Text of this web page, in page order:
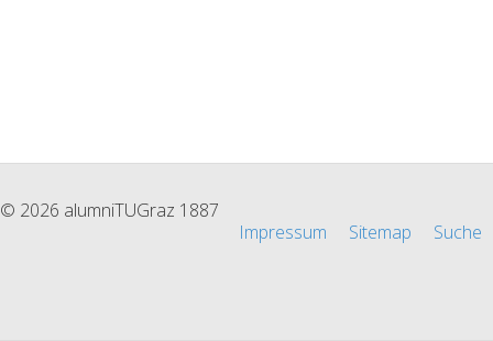
© 2026 alumniTUGraz 1887
Impressum
Sitemap Suche